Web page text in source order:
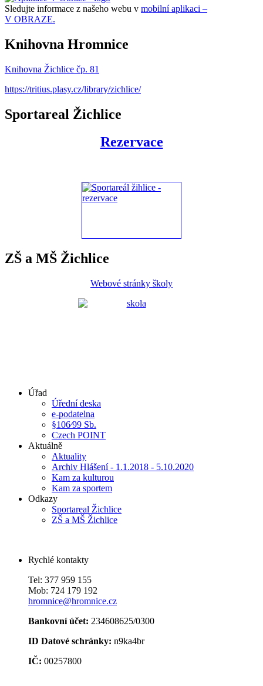
Sledujte informace z našeho webu v mobilní aplikaci –
V OBRAZE.
Knihovna Hromnice
Knihovna Žichlice čp. 81
https://tritius.plasy.cz/library/zichlice/
Sportareal Žichlice
Rezervace
ZŠ a MŠ Žichlice
Webové stránky školy
Úřad
Úřední deska
e-podatelna
§106⁄99 Sb.
Czech POINT
Aktuálně
Aktuality
Archiv Hlášení - 1.1.2018 - 5.10.2020
Kam za kulturou
Kam za sportem
Odkazy
Sportareal Žichlice
ZŠ a MŠ Žichlice
Rychlé kontakty
Tel: 377 959 155
Mob: 724 179 192
hromnice@hromnice.cz
Bankovní účet: 234608625/0300
ID Datové schránky: n9ka4br
IČ: 00257800